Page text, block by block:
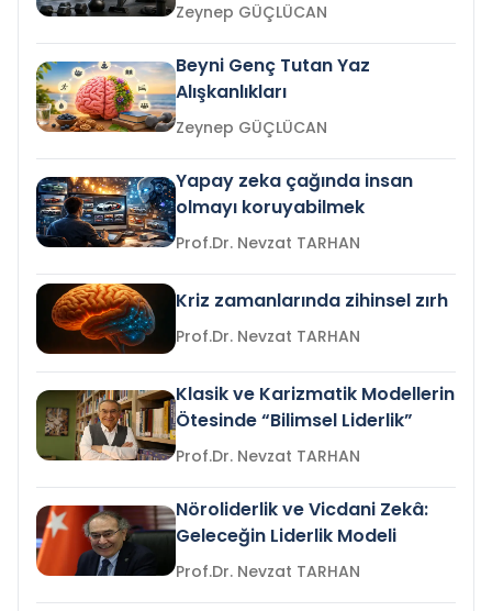
Zeynep GÜÇLÜCAN
Beyni Genç Tutan Yaz
Alışkanlıkları
Zeynep GÜÇLÜCAN
Yapay zeka çağında insan
olmayı koruyabilmek
Prof.Dr. Nevzat TARHAN
Kriz zamanlarında zihinsel zırh
Prof.Dr. Nevzat TARHAN
Klasik ve Karizmatik Modellerin
Ötesinde “Bilimsel Liderlik”
Prof.Dr. Nevzat TARHAN
Nöroliderlik ve Vicdani Zekâ:
Geleceğin Liderlik Modeli
Prof.Dr. Nevzat TARHAN